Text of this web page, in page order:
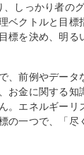
しっかり者の
ベクトルと目標
標を決め、明る
、前例やデータ
お金に関する知
。エネルギーリ
の一つで、「尽